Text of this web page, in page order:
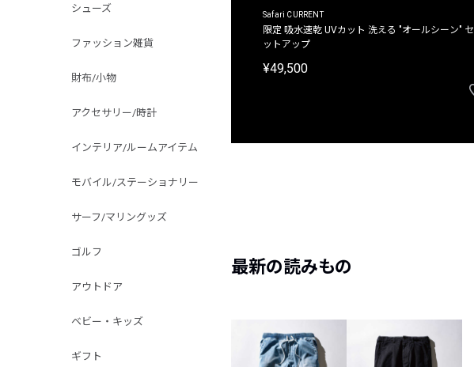
シューズ
ファッション雑貨
財布/小物
アクセサリー/時計
インテリア/ルームアイテム
モバイル/ステーショナリー
サーフ/マリングッズ
ゴルフ
アウトドア
ベビー・キッズ
ギフト
Safari CURRENT
限定 吸水速乾 UVカット 洗える "オールシーン" セ
ットアップ
¥49,500
最新の読みもの